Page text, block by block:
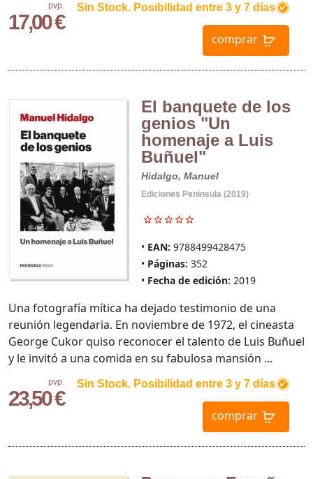
pvp.
17,00 €
Sin Stock. Posibilidad entre 3 y 7 días
comprar
El banquete de los
genios "Un
homenaje a Luis
Buñuel"
Hidalgo, Manuel
Ediciones Peninsula (2019)
EAN: 9788499428475
Páginas: 352
Fecha de edición: 2019
pvp.
23,50 €
Sin Stock. Posibilidad entre 3 y 7 días
comprar
Una fotografía mítica ha dejado testimonio de una
reunión legendaria. En noviembre de 1972, el cineasta
George Cukor quiso reconocer el talento de Luis Buñuel
y le invitó a una comida en su fabulosa mansión ...